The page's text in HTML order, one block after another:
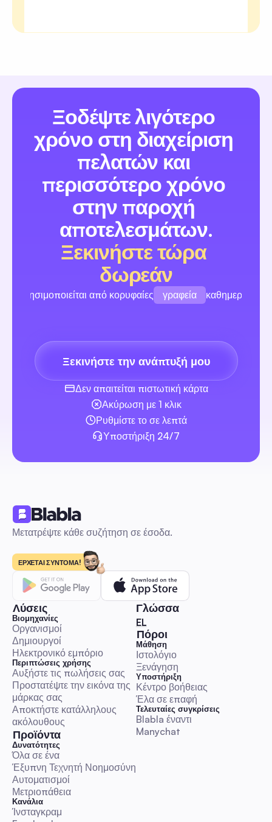
Ξοδέψτε λιγότερο
χρόνο στη διαχείριση
πελατών και
περισσότερο χρόνο
στην παροχή
αποτελεσμάτων.
Ξεκινήστε τώρα
δωρεάν
Χρησιμοποιείται από κορυφαίες
γραφεία
δημιουργοί
γραφεία καθημερινά
Ξεκινήστε την ανάπτυξή μου
Δεν απαιτείται πιστωτική κάρτα
Ακύρωση με 1 κλικ
Ρυθμίστε το σε λεπτά
Υποστήριξη 24/7
Μετατρέψτε κάθε συζήτηση σε έσοδα.
ΕΡΧΕΤΑΙ ΣΥΝΤΟΜΑ!
Λύσεις
Βιομηχανίες
Οργανισμοί
Δημιουργοί
Ηλεκτρονικό εμπόριο
Περιπτώσεις χρήσης
Αυξήστε τις πωλήσεις σας
Προστατέψτε την εικόνα της
μάρκας σας
Αποκτήστε κατάλληλους
ακόλουθους
Προϊόντα
Δυνατότητες
Όλα σε ένα
Έξυπνη Τεχνητή Νοημοσύνη
Αυτοματισμοί
Μετριοπάθεια
Κανάλια
Ίνσταγκραμ
Πόροι
Μάθηση
Ιστολόγιο
Ξενάγηση
Υποστήριξη
Κέντρο βοήθειας
Έλα σε επαφή
Τελευταίες συγκρίσεις
Blabla έναντι
Manychat
Γλώσσα
EL